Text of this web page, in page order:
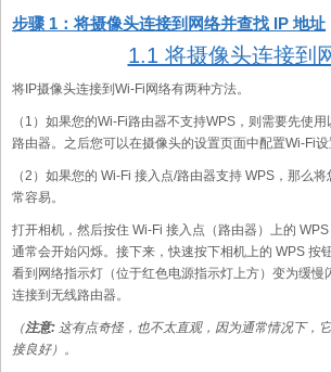
步骤 1：将摄像头连接到网络并查找 IP 地址
1.1 将摄像头连接到
将IP摄像头连接到Wi-Fi网络有两种方法。
（1）如果您的Wi-Fi路由器不支持WPS，则需要先使
路由器。之后您可以在摄像头的设置页面中配置Wi-Fi设
（2）如果您的 Wi-Fi 接入点/路由器支持 WPS，那么
常容易。
打开相机，然后按住 Wi-Fi 接入点（路由器）上的
通常会开始闪烁。接下来，快速按下相机上的 WPS 按
看到网络指示灯（位于红色电源指示灯上方）变为缓慢
连接到无线路由器。
（注意: 这有点奇怪，也不太直观，因为通常情况下，
接良好）。